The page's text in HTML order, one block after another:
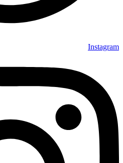
Instagram